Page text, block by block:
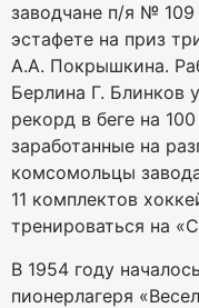
заводчане п/я №
эстафете на приз
А.А. Покрышкина.
Берлина Г. Блинков
рекорд в беге на
заработанные на
комсомольцы
11 комплектов
тренироваться на
В 1954 году
пионерлагеря